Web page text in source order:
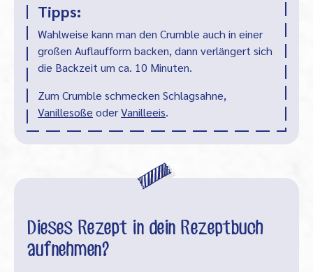
Tipps:
Wahlweise kann man den Crumble auch in einer
großen Auflaufform backen, dann verlängert sich
die Backzeit um ca. 10 Minuten.
Zum Crumble schmecken Schlagsahne,
Vanillesoße oderVanilleeis.
Dieses Rezept in dein Rezeptbuch
aufnehmen?